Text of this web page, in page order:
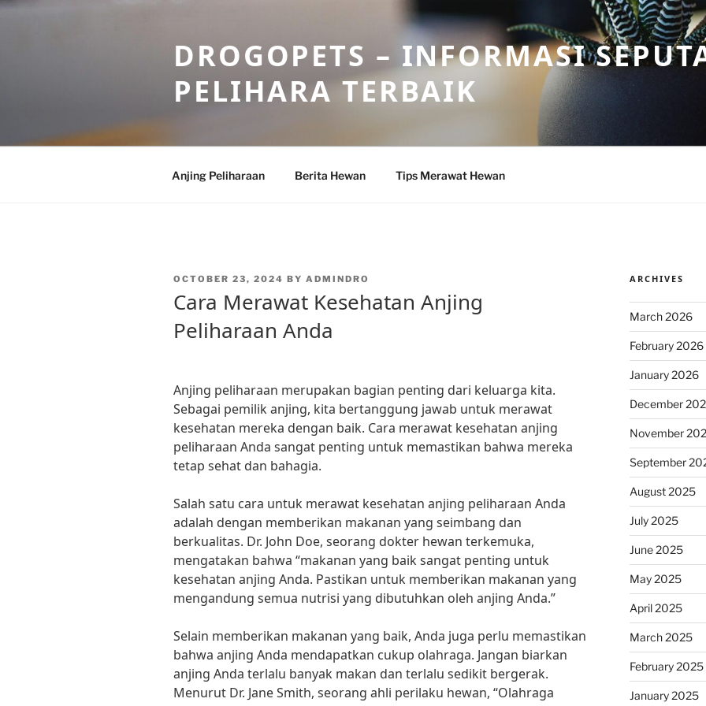
Skip
DROGOPETS – INFORMASI
PELIHARA TERBAIK
Anjing Peliharaan Berita Hewan Tips Merawat Hewan
POSTED
OCTOBER 23, 2024 BY ADMINDRO
Cara Merawat Kesehatan Anjing
Peliharaan Anda
Anjing peliharaan merupakan bagian penting dari keluarga kita.
Sebagai pemilik anjing, kita bertanggung jawab untuk merawat
kesehatan mereka dengan baik. Cara merawat kesehatan anjing
peliharaan Anda sangat penting untuk memastikan bahwa mereka
tetap sehat dan bahagia.
Salah satu cara untuk merawat kesehatan anjing peliharaan Anda
adalah dengan memberikan makanan yang seimbang dan
berkualitas. Dr. John Doe, seorang dokter hewan terkemuka,
mengatakan bahwa “makanan yang baik sangat penting untuk
kesehatan anjing Anda. Pastikan untuk memberikan makanan yang
mengandung semua nutrisi yang dibutuhkan oleh anjing Anda.”
Selain memberikan makanan yang baik, Anda juga perlu memastikan
bahwa anjing Anda mendapatkan cukup olahraga. Jangan biarkan
anjing Anda terlalu banyak makan dan terlalu sedikit bergerak.
Menurut Dr. Jane Smith, seorang ahli perilaku hewan, “Olahraga
ARCHIVES
March 2026
February 2026
January 2026
December
November
September
August 2025
July 2025
June 2025
May 2025
April 2025
March 2025
February 2025
January 2025